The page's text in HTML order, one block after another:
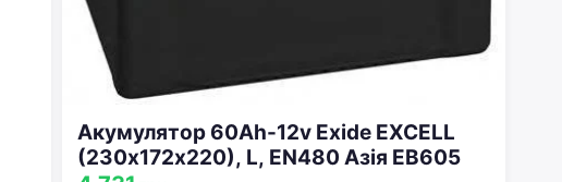
Акумулятор 60Ah-12v Exide EXCELL
(230х172х220), L, EN480 Азія EB605